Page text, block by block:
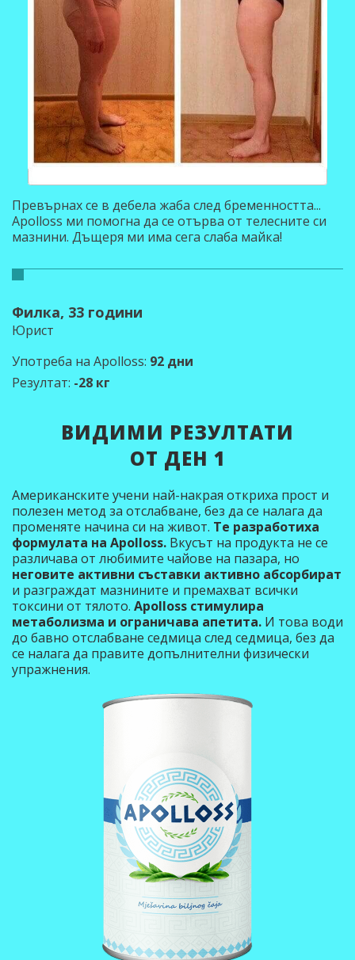
Превърнах се в дебела жаба след бременността...
Apolloss ми помогна да се отърва от телесните си
мазнини. Дъщеря ми има сега слаба майка!
Филка, 33 години
Юрист
Употреба на Apolloss: 92 дни
Резултат: -28 кг
ВИДИМИ РЕЗУЛТАТИ
ОТ ДЕН 1
Американските учени най-накрая откриха прост и
полезен метод за отслабване, без да се налага да
променяте начина си на живот. Те разработиха
формулата на Apolloss. Вкусът на продукта не се
различава от любимите чайове на пазара, но
неговите активни съставки активно абсорбират
и разграждат мазнините и премахват всички
токсини от тялото. Apolloss стимулира
метаболизма и ограничава апетита. И това води
до бавно отслабване седмица след седмица, без да
се налага да правите допълнителни физически
упражнения.